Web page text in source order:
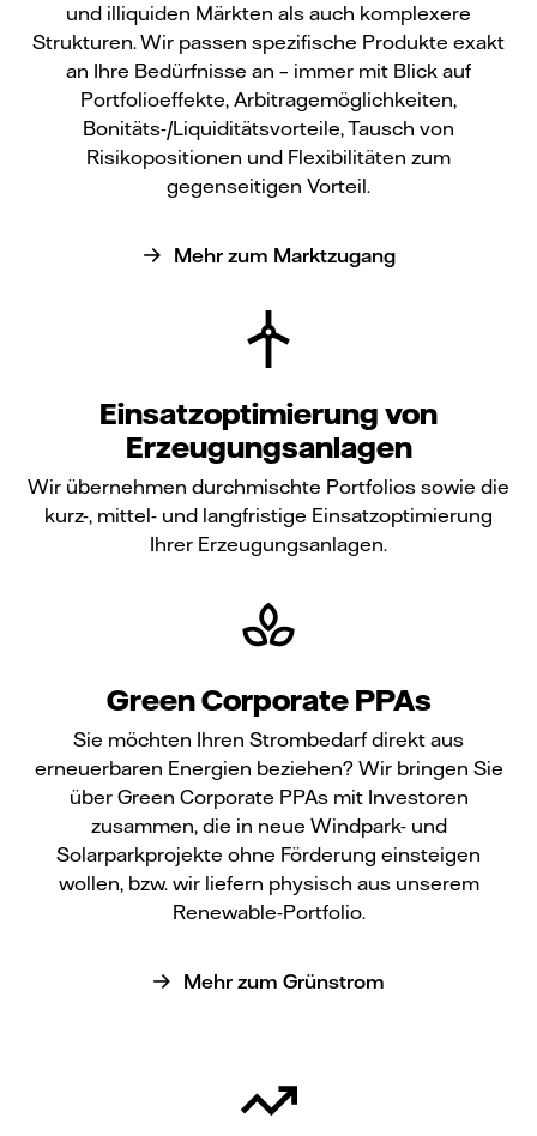
und illiquiden Märkten als auch komplexere
Strukturen. Wir passen spezifische Produkte exakt
an Ihre Bedürfnisse an – immer mit Blick auf
Portfolioeffekte, Arbitragemöglichkeiten,
Bonitäts-/Liquiditätsvorteile, Tausch von
Risikopositionen und Flexibilitäten zum
gegenseitigen Vorteil.
Mehr zum Marktzugang
Einsatzoptimierung von
Erzeugungsanlagen
Wir übernehmen durchmischte Portfolios sowie die
kurz-, mittel- und langfristige Einsatzoptimierung
Ihrer Erzeugungsanlagen.
Green Corporate PPAs
Sie möchten Ihren Strombedarf direkt aus
erneuerbaren Energien beziehen? Wir bringen Sie
über Green Corporate PPAs mit Investoren
zusammen, die in neue Windpark- und
Solarparkprojekte ohne Förderung einsteigen
wollen, bzw. wir liefern physisch aus unserem
Renewable-Portfolio.
Mehr zum Grünstrom